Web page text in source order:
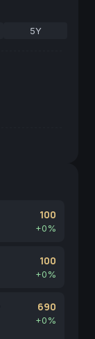
5Y
100
+0%
100
+0%
690
+0%